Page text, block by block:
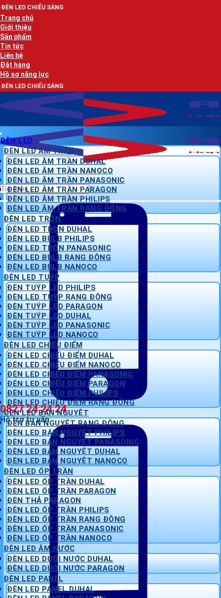
Bỏ
qua
nội
dung
Trang chủ
Giới thiệu
Sản phẩm
Tin tức
Liên hệ
Đặt hàng
Hồ sơ năng lực
Tìm
kiếm:
0827 24 24 24
Hỗ trợ tư vấn
ĐÈN LED
ĐÈN LED ÂM TRẦN
ĐÈN LED ÂM TRẦN DUHAL
ĐÈN LED ÂM TRẦN NANOCO
ĐÈN LED ÂM TRẦN PANASONIC
ĐÈN LED ÂM TRẦN PARAGON
ĐÈN LED ÂM TRẦN PHILIPS
ĐÈN LED ÂM TRẦN RẠNG ĐÔNG
ĐÈN LED TRÒN
ĐÈN LED TRÒN DUHAL
ĐÈN LED BULB PHILIPS
ĐÈN LED TRÒN PANASONIC
ĐÈN LED BULB RẠNG ĐÔNG
ĐÈN LED BULB NANOCO
ĐÈN LED TUÝP
ĐÈN TUÝP LED PHILIPS
ĐÈN LED TUÝP RẠNG ĐÔNG
ĐÈN TUÝP LED PARAGON
ĐÈN TUÝP LED DUHAL
ĐÈN TUÝP LED PANASONIC
ĐÈN TUÝP LED NANOCO
ĐÈN LED CHIẾU ĐIỂM
ĐÈN LED CHIẾU ĐIỂM DUHAL
ĐÈN LED CHIẾU ĐIỂM NANOCO
ĐÈN LED CHIẾU ĐIỂM PANASONIC
ĐÈN LED CHIẾU ĐIỂM PARAGON
ĐÈN LED CHIẾU ĐIỂM PHILIPS
ĐÈN LED CHIẾU ĐIỂM RẠNG ĐÔNG
ĐÈN LED BÁN NGUYỆT
ĐÈN BÁN NGUYỆT RẠNG ĐÔNG
ĐÈN LED BÁN NGUYỆT PHILIPS
ĐÈN LED BÁN NGUYỆT PANASONIC
ĐÈN LED BÁN NGUYỆT DUHAL
ĐÈN LED BÁN NGUYỆT NANOCO
ĐÈN LED ỐP TRẦN
ĐÈN LED ỐP TRẦN DUHAL
ĐÈN LED ỐP TRẦN PARAGON
ĐÈN THẢ PARAGON
ĐÈN LED ỐP TRẦN PHILIPS
ĐÈN LED ỐP TRẦN RẠNG ĐÔNG
ĐÈN LED ỐP TRẦN PANASONIC
ĐÈN LED ỐP TRẦN NANOCO
ĐÈN LED ÂM NƯỚC
ĐÈN LED DƯỚI NƯỚC DUHAL
ĐÈN LED DƯỚI NƯỚC PARAGON
ĐÈN LED PANEL
ĐÈN LED PANEL DUHAL